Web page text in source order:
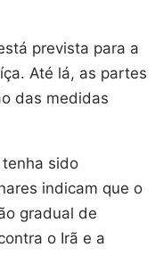
prevista para a
Até lá, as partes
das medidas
sido
indicam que o
gradual de
o Irã e a